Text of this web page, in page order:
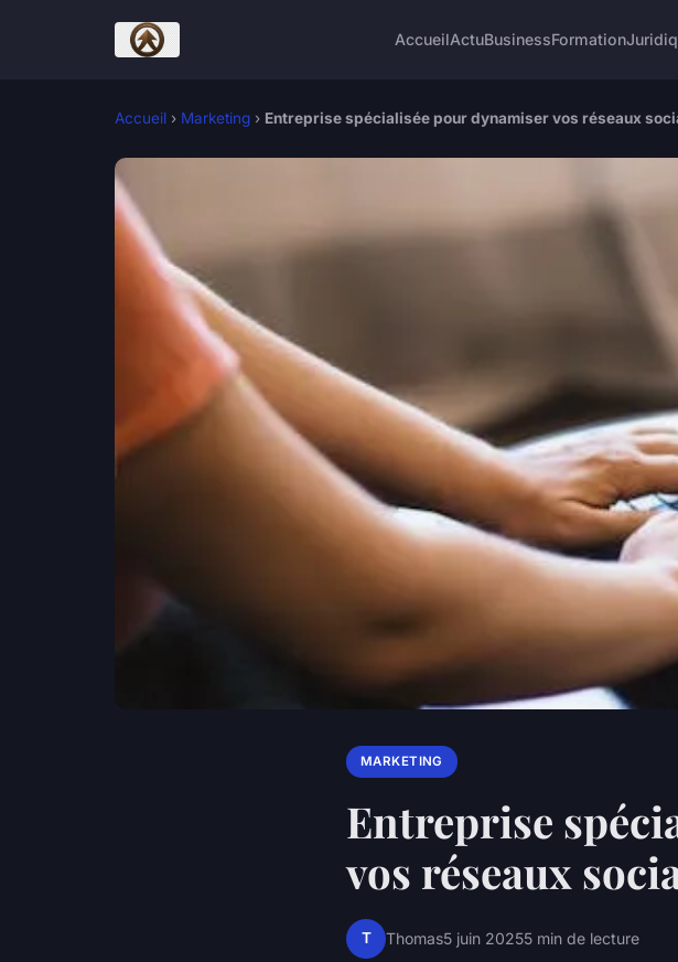
AccueilActuBusinessFormation
Accueil › Marketing › Entreprise spécialisée pour dynamiser vos réseaux
MARKETING
Entreprise
vos réseaux
T Thomas5 juin 20255 min de lecture